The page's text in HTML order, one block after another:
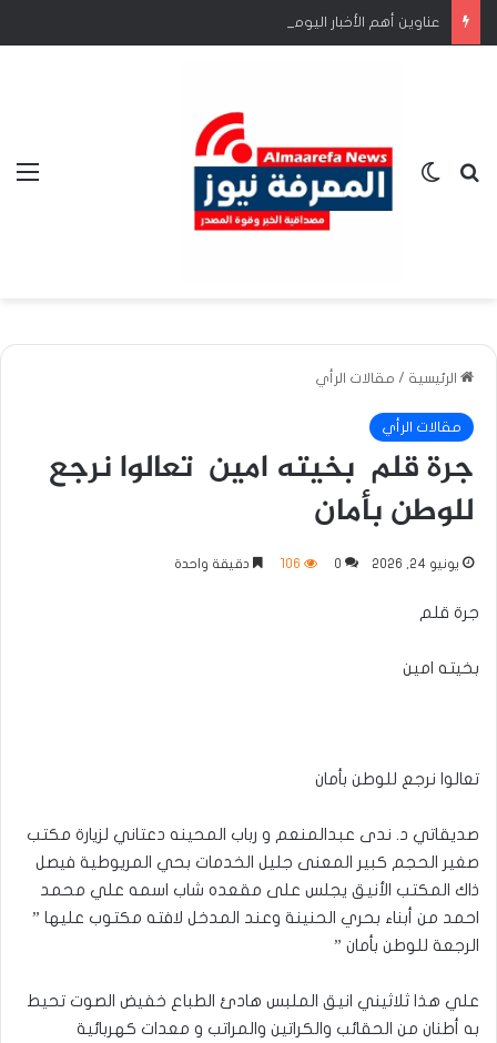
عناوين أهم الأخبار اليوم السبت ٨ اغسطس ٢٠٢٦م*
بحث عنالوضع المظلم
الرئيسية / مقالات الرأي
مقالات الرأي
جرة قلم بخيته امين تعالوا نرجع
للوطن بأمان
يونيو 24, 2026 0
106 دقيقة واحدة
جرة قلم
بخيته امين
تعالوا نرجع للوطن بأمان
صديقاتي د. ندى عبدالمنعم و رباب المحينه دعتاني لزيارة مكتب
صغير الحجم كبير المعنى جليل الخدمات بحي المريوطية فيصل
ذاك المكتب الأنيق يجلس على مقعده شاب اسمه علي محمد
احمد من أبناء بحري الحنينة وعند المدخل لافته مكتوب عليها ”
الرجعة للوطن بأمان ”
علي هذا ثلاثيني انيق الملبس هادئ الطباع خفيض الصوت تحيط
به أطنان من الحقائب والكراتين والمراتب و معدات كهربائية